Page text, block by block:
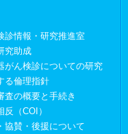
診情報・研究推進室
究助成
がん検診についての研究
る倫理指針
査の概要と手続き
反（COI）
協賛・後援について